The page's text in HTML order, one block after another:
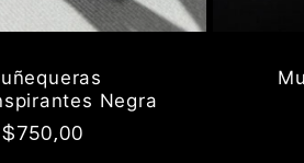
Negra
Precio
$750,00